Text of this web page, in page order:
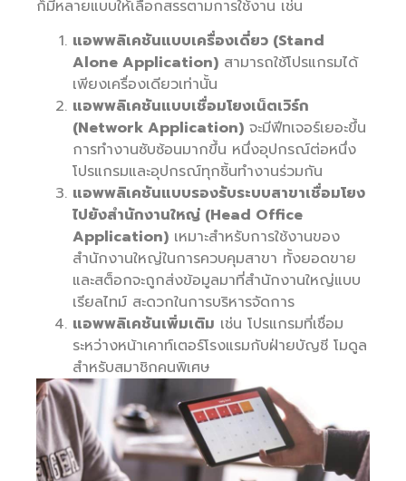
ก็มีหลายแบบให้เลือกสรรตามการใช้งาน เช่น
แอพพลิเคชันแบบเครื่องเดี่ยว (Stand
Alone Application) สามารถใช้โปรแกรมได้
เพียงเครื่องเดียวเท่านั้น
แอพพลิเคชันแบบเชื่อมโยงเน็ตเวิร์ก
(Network Application) จะมีฟีทเจอร์เยอะขึ้น
การทำงานซับซ้อนมากขึ้น หนึ่งอุปกรณ์ต่อหนึ่ง
โปรแกรมและอุปกรณ์ทุกชิ้นทำงานร่วมกัน
แอพพลิเคชันแบบรองรับระบบสาขาเชื่อมโยง
ไปยังสำนักงานใหญ่ (Head Office
Application) เหมาะสำหรับการใช้งานของ
สำนักงานใหญ่ในการควบคุมสาขา ทั้งยอดขาย
และสต็อกจะถูกส่งข้อมูลมาที่สำนักงานใหญ่แบบ
เรียลไทม์ สะดวกในการบริหารจัดการ
แอพพลิเคชันเพิ่มเติม เช่น โปรแกรมที่เชื่อม
ระหว่างหน้าเคาท์เตอร์โรงแรมกับฝ่ายบัญชี โมดูล
สำหรับสมาชิกคนพิเศษ